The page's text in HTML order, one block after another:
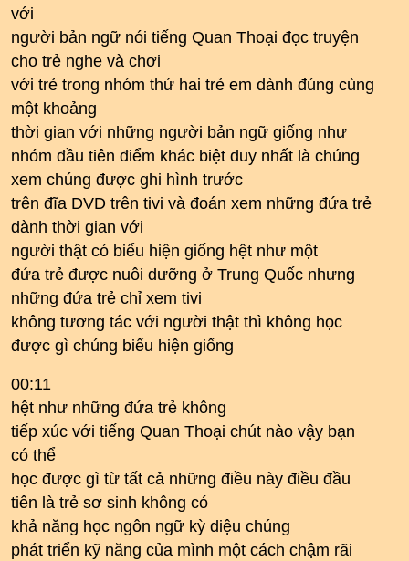
với
người bản ngữ nói tiếng Quan Thoại đọc truyện
cho trẻ nghe và chơi
với trẻ trong nhóm thứ hai trẻ em dành đúng cùng
một khoảng
thời gian với những người bản ngữ giống như
nhóm đầu tiên điểm khác biệt duy nhất là chúng
xem chúng được ghi hình trước
trên đĩa DVD trên tivi và đoán xem những đứa trẻ
dành thời gian với
người thật có biểu hiện giống hệt như một
đứa trẻ được nuôi dưỡng ở Trung Quốc nhưng
những đứa trẻ chỉ xem tivi
không tương tác với người thật thì không học
được gì chúng biểu hiện giống
00:11
hệt như những đứa trẻ không
tiếp xúc với tiếng Quan Thoại chút nào vậy bạn
có thể
học được gì từ tất cả những điều này điều đầu
tiên là trẻ sơ sinh không có
khả năng học ngôn ngữ kỳ diệu chúng
phát triển kỹ năng của mình một cách chậm rãi